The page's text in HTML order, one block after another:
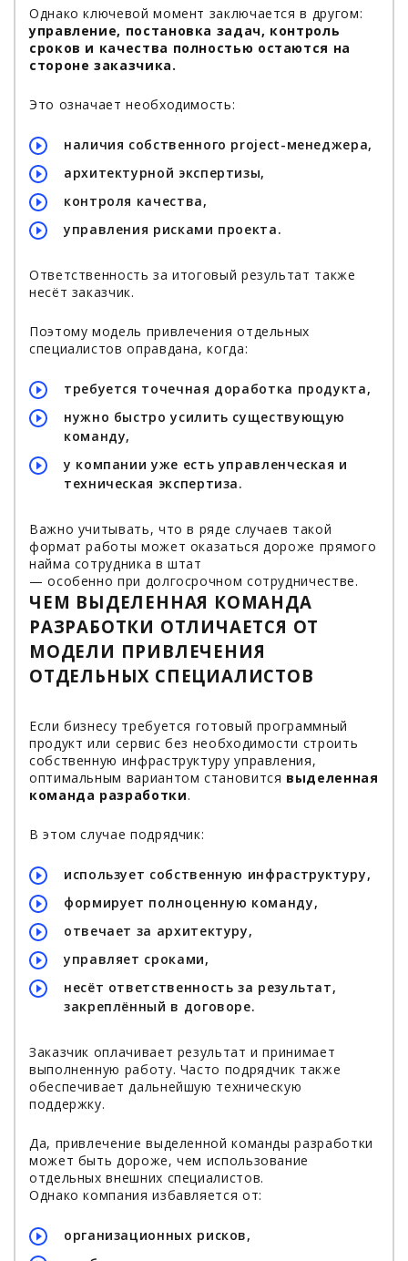
Однако ключевой момент заключается в другом:
управление, постановка задач, контроль
сроков и качества полностью остаются на
стороне заказчика.
Это означает необходимость:
наличия собственного project-менеджера,
архитектурной экспертизы,
контроля качества,
управления рисками проекта.
Ответственность за итоговый результат также
несёт заказчик.
Поэтому модель привлечения отдельных
специалистов оправдана, когда:
требуется точечная доработка продукта,
нужно быстро усилить существующую
команду,
у компании уже есть управленческая и
техническая экспертиза.
Важно учитывать, что в ряде случаев такой
формат работы может оказаться дороже прямого
найма сотрудника в штат
— особенно при долгосрочном сотрудничестве.
ЧЕМ ВЫДЕЛЕННАЯ КОМАНДА
РАЗРАБОТКИ ОТЛИЧАЕТСЯ ОТ
МОДЕЛИ ПРИВЛЕЧЕНИЯ
ОТДЕЛЬНЫХ СПЕЦИАЛИСТОВ
Если бизнесу требуется готовый программный
продукт или сервис без необходимости строить
собственную инфраструктуру управления,
оптимальным вариантом становится выделенная
команда разработки.
В этом случае подрядчик:
использует собственную инфраструктуру,
формирует полноценную команду,
отвечает за архитектуру,
управляет сроками,
несёт ответственность за результат,
закреплённый в договоре.
Заказчик оплачивает результат и принимает
выполненную работу. Часто подрядчик также
обеспечивает дальнейшую техническую
поддержку.
Да, привлечение выделенной команды разработки
может быть дороже, чем использование
отдельных внешних специалистов.
Однако компания избавляется от:
организационных рисков,